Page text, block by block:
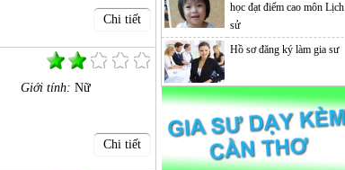
Chi tiết
Giới tính: Nữ
Chi tiết
học đạt điểm cao môn Lịch
sử
Hồ sơ đăng ký làm gia sư